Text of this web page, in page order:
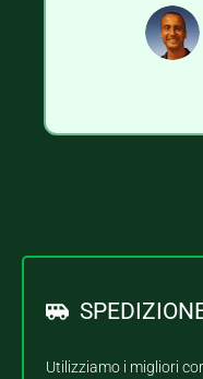
Utilizziamo i migliori